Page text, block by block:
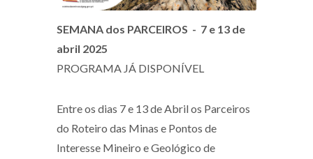
SEMANA dos PARCEIROS - 7 e 13 de
abril 2025
PROGRAMA JÁ DISPONÍVEL
Entre os dias 7 e 13 de Abril os Parceiros
do Roteiro das Minas e Pontos de
Interesse Mineiro e Geológico de